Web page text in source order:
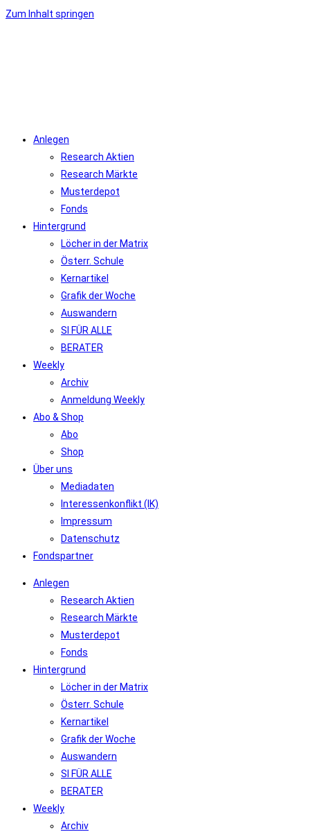
Zum Inhalt springen
Anlegen
Research Aktien
Research Märkte
Musterdepot
Fonds
Hintergrund
Löcher in der Matrix
Österr. Schule
Kernartikel
Grafik der Woche
Auswandern
SI FÜR ALLE
BERATER
Weekly
Archiv
Anmeldung Weekly
Abo & Shop
Abo
Shop
Über uns
Mediadaten
Interessenkonflikt (IK)
Impressum
Datenschutz
Fondspartner
Anlegen
Research Aktien
Research Märkte
Musterdepot
Fonds
Hintergrund
Löcher in der Matrix
Österr. Schule
Kernartikel
Grafik der Woche
Auswandern
SI FÜR ALLE
BERATER
Weekly
Archiv